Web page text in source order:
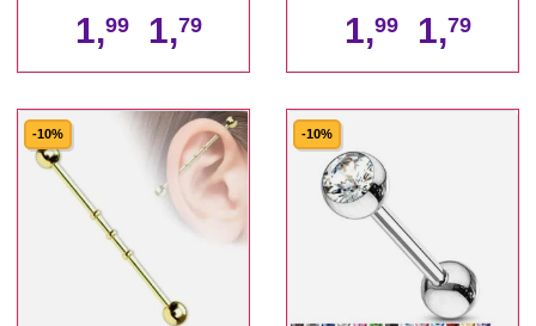
1,99 1,79 1,99 1,79
-10% -10%